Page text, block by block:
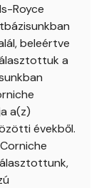
Royce
beleértve
a
a(z)
évekből.